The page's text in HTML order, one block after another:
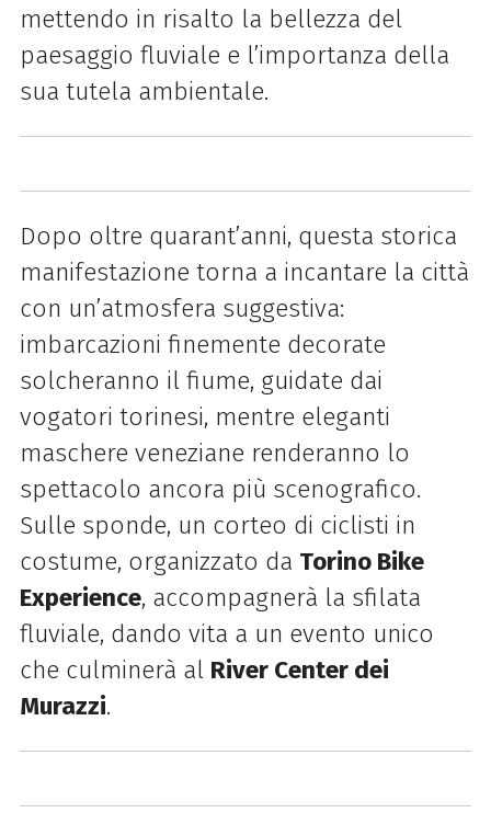
mettendo in risalto la bellezza del
paesaggio fluviale e l’importanza della
sua tutela ambientale.
Dopo oltre quarant’anni, questa storica
manifestazione torna a incantare la città
con un’atmosfera suggestiva:
imbarcazioni finemente decorate
solcheranno il fiume, guidate dai
vogatori torinesi, mentre eleganti
maschere veneziane renderanno lo
spettacolo ancora più scenografico.
Sulle sponde, un corteo di ciclisti in
costume, organizzato da Torino Bike
Experience, accompagnerà la sfilata
fluviale, dando vita a un evento unico
che culminerà al River Center dei
Murazzi.